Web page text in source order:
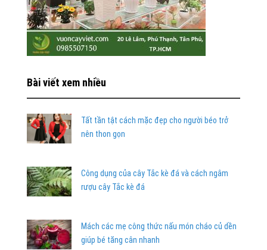
Bài viết xem nhiều
Tất tần tật cách mặc đẹp cho người béo trở
nên thon gọn
Công dụng của cây Tắc kè đá và cách ngâm
rượu cây Tắc kè đá
Mách các mẹ công thức nấu món cháo củ dền
giúp bé tăng cân nhanh